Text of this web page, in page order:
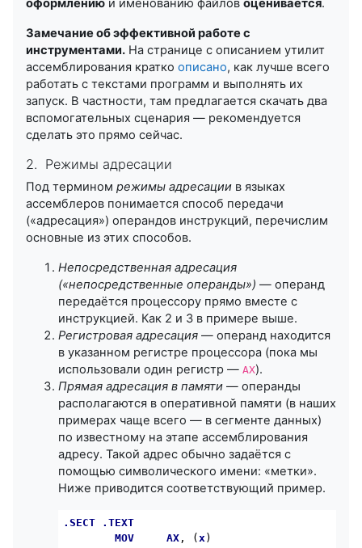
оформлению и именованию файлов оценивается.
Замечание об эффективной работе с
инструментами. На странице с описанием утилит
ассемблирования кратко описано, как лучше всего
работать с текстами программ и выполнять их
запуск. В частности, там предлагается скачать два
вспомогательных сценария — рекомендуется
сделать это прямо сейчас.
2. Режимы адресации
Под термином режимы адресации в языках
ассемблеров понимается способ передачи
(«адресация») операндов инструкций, перечислим
основные из этих способов.
Непосредственная адресация
(«непосредственные операнды») — операнд
передаётся процессору прямо вместе с
инструкцией. Как 2 и 3 в примере выше.
Регистровая адресация — операнд находится
в указанном регистре процессора (пока мы
использовали один регистр — AX).
Прямая адресация в памяти — операнды
располагаются в оперативной памяти (в наших
примерах чаще всего — в сегменте данных)
по известному на этапе ассемблирования
адресу. Такой адрес обычно задаётся с
помощью символического имени: «метки».
Ниже приводится соответствующий пример.
.SECT
.TEXT
MOV
AX , (x)